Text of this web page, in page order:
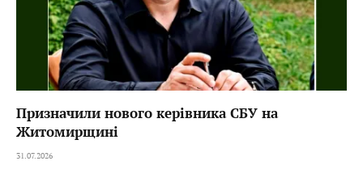
Призначили нового керівника СБУ на
Житомирщині
31.07.2026